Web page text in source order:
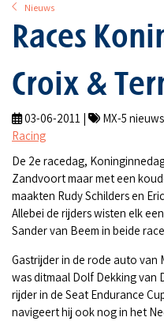
Nieuws
Races
Croix &
03-06-2011 | MX-5 nieuws |
Racing
De 2e racedag,
Zandvoort maar met een
maakten Rudy Schilders en
Allebei de rijders wisten elk
Sander van Beem in beide
Gastrijder in de rode auto van
was ditmaal Dolf Dekking van
rijder in de Seat Endurance
navigeert hij ook nog in het